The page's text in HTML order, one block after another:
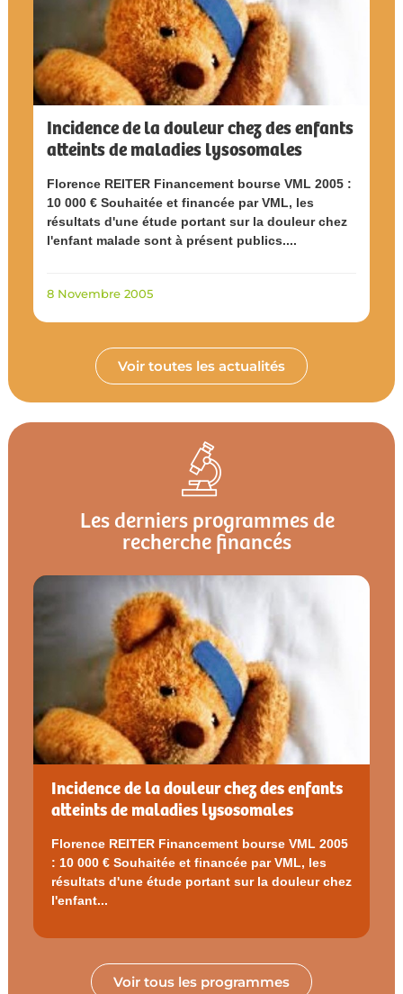
Incidence de la douleur chez des enfants
atteints de maladies lysosomales
Florence REITER Financement bourse VML 2005 :
10 000 € Souhaitée et financée par VML, les
résultats d'une étude portant sur la douleur chez
l'enfant malade sont à présent publics....
8 Novembre 2005
Voir toutes les actualités
Les derniers programmes de
recherche financés
Incidence de la douleur chez des enfants
atteints de maladies lysosomales
Florence REITER Financement bourse VML 2005
: 10 000 € Souhaitée et financée par VML, les
résultats d'une étude portant sur la douleur chez
l'enfant...
Voir tous les programmes